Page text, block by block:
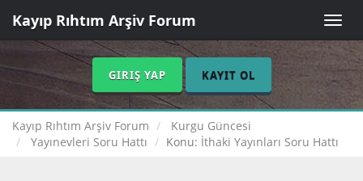
Toggle
Kayıp Rıhtım Arşiv Forum
GIRIŞ YAP KAYIT OL
Kayıp Rıhtım Arşiv Forum
Kurgu Güncesi
Yayınevleri Soru Hattı
Konu: İthaki Yayınları Soru Hattı